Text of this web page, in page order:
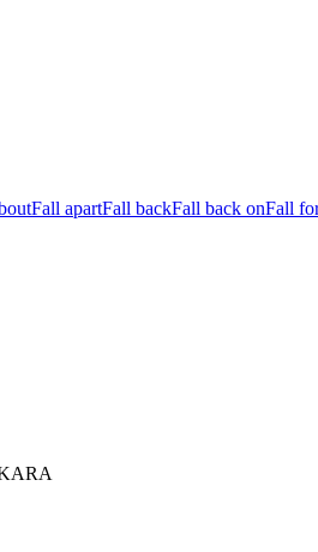
Fall apartFall backFall back onFall